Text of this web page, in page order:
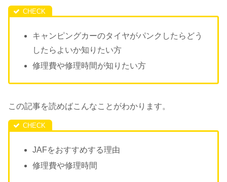
キャンピングカーのタイヤがパンクしたらどう
したらよいか知りたい方
修理費や修理時間が知りたい方
この記事を読めばこんなことがわかります。
JAFをおすすめする理由
修理費や修理時間